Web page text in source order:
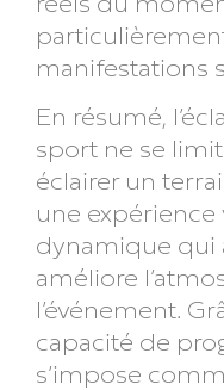
manifestations
En résumé,
sport ne se
éclairer un
une
dynamique qui
améliore
l’événement.
capacité de
s’impose